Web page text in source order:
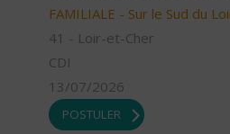
FAMILIALE - Sur le Sud du
41 - Loir-et-Cher
CDI
13/07/2026
POSTULER